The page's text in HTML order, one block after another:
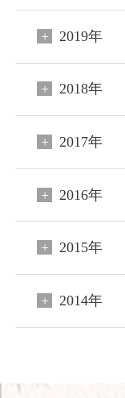
2019年
2018年
2017年
2016年
2015年
2014年